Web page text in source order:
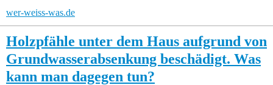
wer-weiss-was.de
Holzpfähle unter dem Haus aufgrund von
Grundwasserabsenkung beschädigt. Was
kann man dagegen tun?